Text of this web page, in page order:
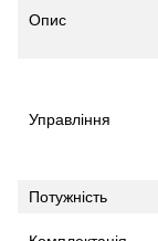
Опис
Управління
Потужність